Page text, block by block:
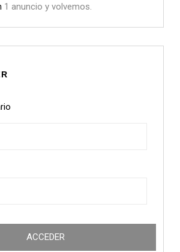
1 anuncio y volvemos.